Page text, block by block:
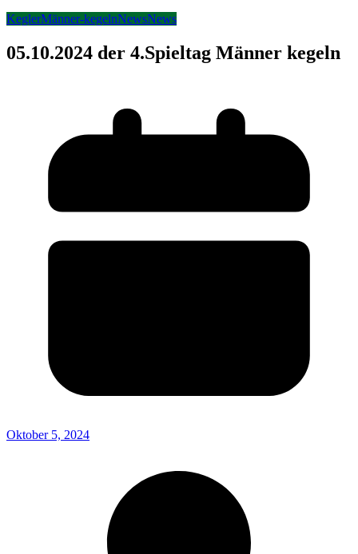
KeglerMänner-kegelnNewsNews
05.10.2024 der 4.Spieltag Männer kegeln
Oktober 5, 2024